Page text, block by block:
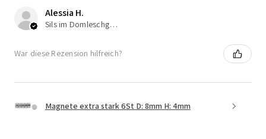
Alessia H.
Sils im Domleschg, Switzerland
War diese Rezension hilfreich?
Magnete extra stark 6St D: 8mm H: 4mm